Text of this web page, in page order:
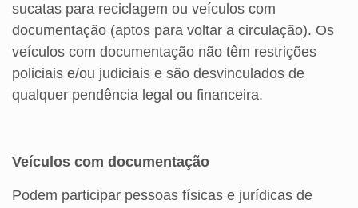
sucatas para reciclagem ou veículos com
documentação (aptos para voltar a circulação). Os
veículos com documentação não têm restrições
policiais e/ou judiciais e são desvinculados de
qualquer pendência legal ou financeira.
Veículos com documentação
Podem participar pessoas físicas e jurídicas de